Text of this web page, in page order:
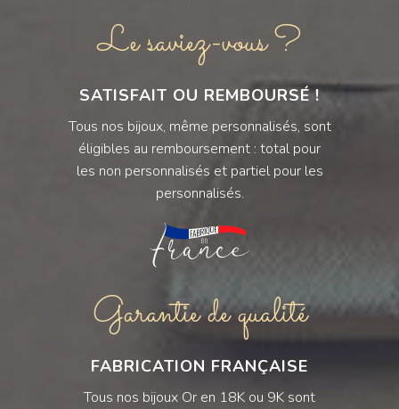
Le saviez-vous ?
SATISFAIT OU REMBOURSÉ !
Tous nos bijoux, même personnalisés, sont
éligibles au remboursement : total pour
les non personnalisés et partiel pour les
personnalisés.
Garantie de qualité
FABRICATION FRANÇAISE
Tous nos bijoux Or en 18K ou 9K sont